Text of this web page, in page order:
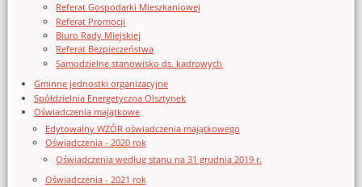
Referat Gospodarki Mieszkaniowej
Referat Promocji
Biuro Rady Miejskiej
Referat Bezpieczeństwa
Samodzielne stanowisko ds. kadrowych
Gminne jednostki organizacyjne
Spółdzielnia Energetyczna Olsztynek
Oświadczenia majątkowe
Edytowalny WZÓR oświadczenia majątkowego
Oświadczenia - 2020 rok
Oświadczenia według stanu na 31 grudnia 2019 r.
Oświadczenia - 2021 rok